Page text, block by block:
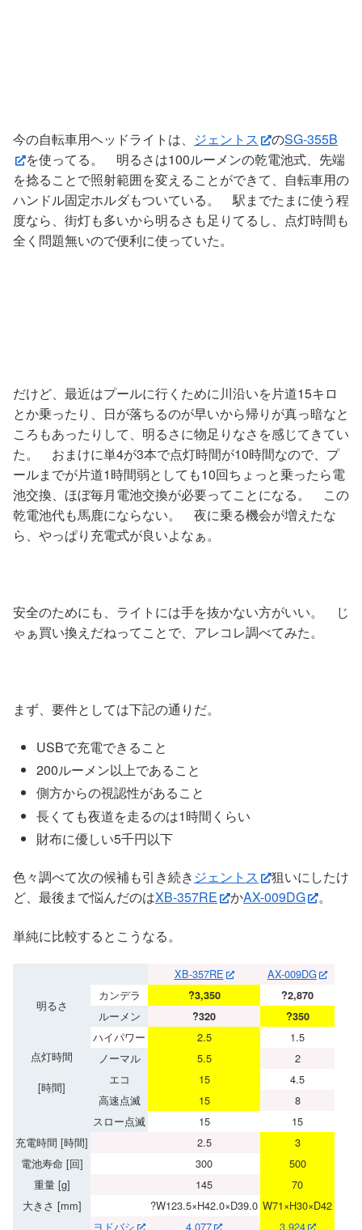
今の自転車用ヘッドライトは、 ジェントス のSG-355B
を使ってる。 明るさは100ルーメンの乾電池式、先端
を捻ることで照射範囲を変えることができて、自転車用の
ハンドル固定ホルダもついている。 駅までたまに使う程
度なら、街灯も多いから明るさも足りてるし、点灯時間も
全く問題無いので便利に使っていた。
だけど、最近はプールに行くために川沿いを片道15キロ
とか乗ったり、日が落ちるのが早いから帰りが真っ暗なと
ころもあったりして、明るさに物足りなさを感じてきてい
た。 おまけに単4が3本で点灯時間が10時間なので、プ
ールまでが片道1時間弱としても10回ちょっと乗ったら電
池交換、ほぼ毎月電池交換が必要ってことになる。 この
乾電池代も馬鹿にならない。 夜に乗る機会が増えたな
ら、やっぱり充電式が良いよなぁ。
安全のためにも、ライトには手を抜かない方がいい。 じ
ゃぁ買い換えだねってことで、アレコレ調べてみた。
まず、要件としては下記の通りだ。
USBで充電できること
200ルーメン以上であること
側方からの視認性があること
長くても夜道を走るのは1時間くらい
財布に優しい5千円以下
色々調べて次の候補も引き続き ジェントス
狙いにしたけ
ど、最後まで悩んだのはXB-357RE かAX-009DG 。
単純に比較するとこうなる。
XB-357RE AX-009DG
明るさ
カンデラ ?3,350 ?2,870
ルーメン ?320 ?350
点灯時間
[時間]
ハイパワー 2.5
1.5
ノーマル
5.5
2
エコ
15
4.5
高速点滅
15
8
スロー点滅
15
15
充電時間 [時間]
2.5
3
電池寿命 [回]
300
500
重量 [g]
145
70
大きさ [mm]
?W123.5×H42.0×D39.0 W71×H30×D42
ヨドバシ 4,077 3,924